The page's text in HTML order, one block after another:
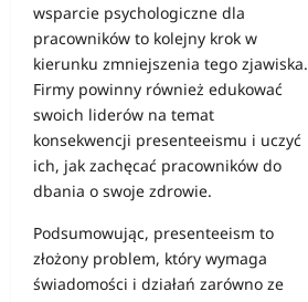
wsparcie psychologiczne dla
pracowników to kolejny krok w
kierunku zmniejszenia tego zjawiska.
Firmy powinny również edukować
swoich liderów na temat
konsekwencji presenteeismu i uczyć
ich, jak zachęcać pracowników do
dbania o swoje zdrowie.
Podsumowując, presenteeism to
złożony problem, który wymaga
świadomości i działań zarówno ze